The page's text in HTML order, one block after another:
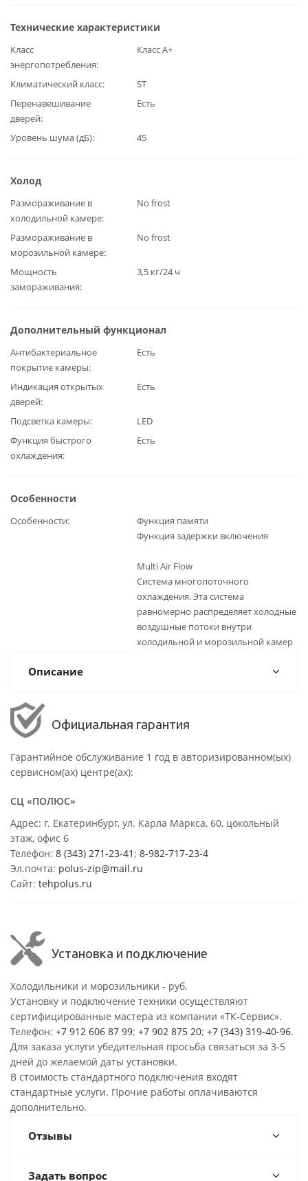
Технические характеристики
Класс
энергопотребления
Класс А+
Климатический класс
ST
Перенавешивание
дверей
Есть
Уровень шума (дБ) 45
Холод
Размораживание в
холодильной камере
No frost
Размораживание в
морозильной камере
No frost
Мощность
замораживания
3,5 кг/24 ч
Дополнительный функционал
Антибактериальное
покрытие камеры
Есть
Индикация открытых
дверей
Есть
Подсветка камеры
LED
Функция быстрого
охлаждения
Есть
Особенности
Особенности
Функция памяти
Функция задержки включения
Multi Air Flow
Система многопоточного
охлаждения. Эта система
равномерно распределяет холодные
воздушные потоки внутри
холодильной и морозильной камер
Описание
Официальная гарантия
Гарантийное обслуживание 1 год в авторизированном(ых)
сервисном(ах) центре(ах):
СЦ «ПОЛЮС»
Адрес: г. Екатеринбург, ул. Карла Маркса, 60, цокольный
этаж, офис 6
Телефон: 8 (343) 271-23-41 ; 8-982-717-23-4
Эл.почта: polus-zip@mail.ru
Сайт: tehpolus.ru
Установка и подключение
Холодильники и морозильники - руб.
Установку и подключение техники осуществляют
сертифицированные мастера из компании «ТК-Сервис».
Телефон: +7 912 606 87 99; +7 902 875 20; +7 (343) 319-40-96.
Для заказа услуги убедительная просьба связаться за 3-5
дней до желаемой даты установки.
В стоимость стандартного подключения входят
стандартные услуги. Прочие работы оплачиваются
дополнительно.
Отзывы
Задать вопрос